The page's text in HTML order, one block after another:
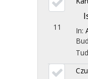
11 In: